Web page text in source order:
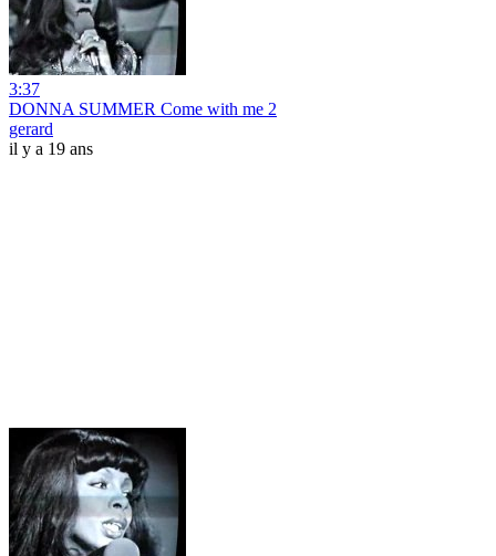
3:37
DONNA SUMMER Come with me 2
gerard
il y a 19 ans